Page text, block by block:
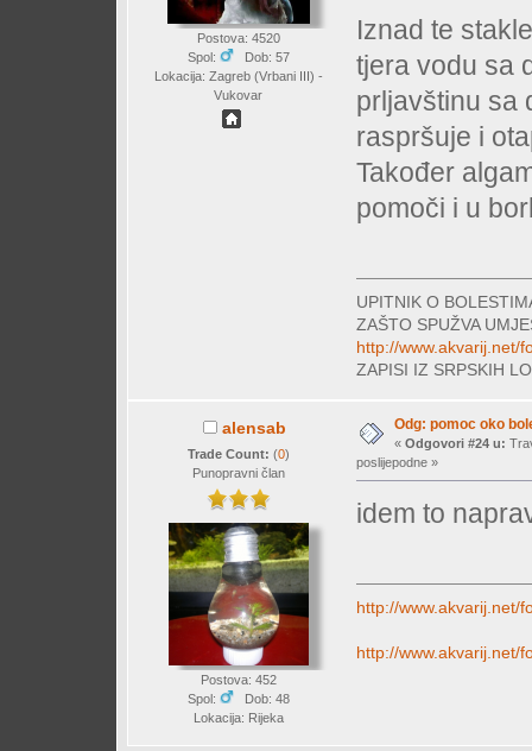
Postova: 4520
Spol:
Dob: 57
Lokacija: Zagreb (Vrbani III) -
Vukovar
Iznad te
tjera vodu sa
prljavštinu sa
raspršuje i
Također
pomoči i u
UPITNIK O
ZAŠTO SPUŽVA
http://www.akvarij.net/
ZAPISI IZ SRPSKIH
alensab
Trade Count: (0)
Punopravni član
Postova: 452
Spol:
Dob: 48
Lokacija: Rijeka
Odg: pomoc oko
« Odgovori #24 u:
poslijepodne »
idem to
http://www.akvarij.net/
http://www.akvarij.net/